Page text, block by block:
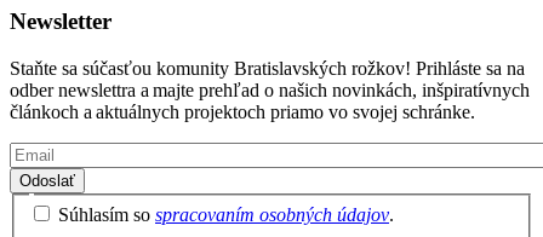
Newsletter
Staňte sa súčasťou komunity Bratislavských rožkov! Prihláste sa na
odber newslettra a majte prehľad o našich novinkách, inšpiratívnych
článkoch a aktuálnych projektoch priamo vo svojej schránke.
Email
Privacy
Policy
Súhlasím so spracovaním osobných údajov.